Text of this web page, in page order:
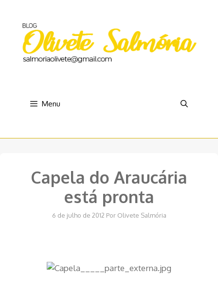
conteúdo
Menu
Capela do Araucária
está pronta
6 de julho de 2012 Por Olivete Salmória